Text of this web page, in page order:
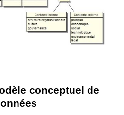
conceptuel de